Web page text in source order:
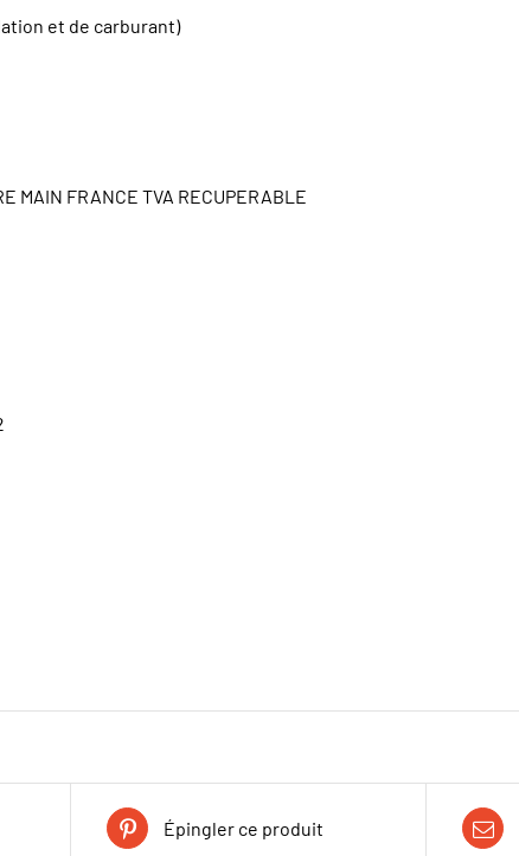
et de carburant)
MAIN FRANCE TVA RECUPERABLE
Épingler ce produit